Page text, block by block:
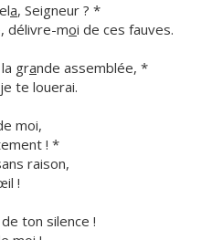
a, Seigneur ? *
délivre-moi de ces fauves.
grande assemblée, *
te louerai.
moi,
! *
raison,
!
ton silence !